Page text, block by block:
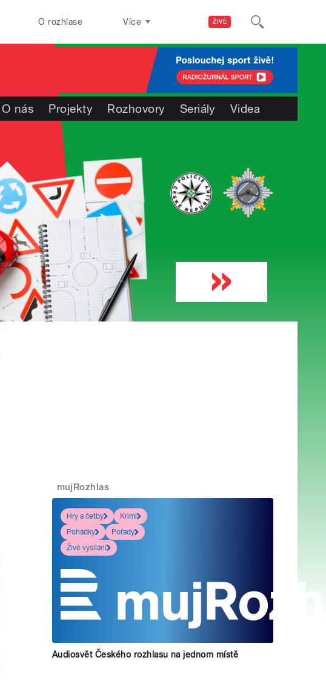
ŽIVĚ
O rozhlase Více
O nás Projekty Rozhovory Seriály Videa
mujRozhlas
Hry a četby
Krimi
Pohádky
Pořady
Živé vysílání
Audiosvět Českého rozhlasu na jednom místě